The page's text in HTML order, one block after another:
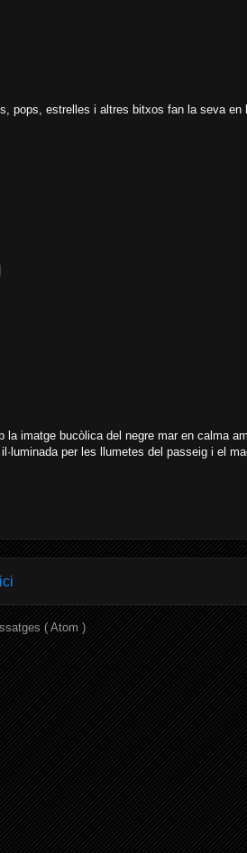
pops, estrelles i altres bitxos fan la seva en
imatge bucòlica del negre mar en calma
per les llumetes del passeig i el
( Atom )